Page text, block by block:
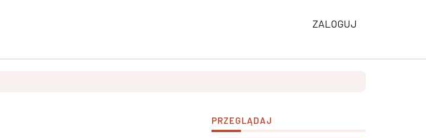
ZALOGUJ
PRZEGLĄDAJ